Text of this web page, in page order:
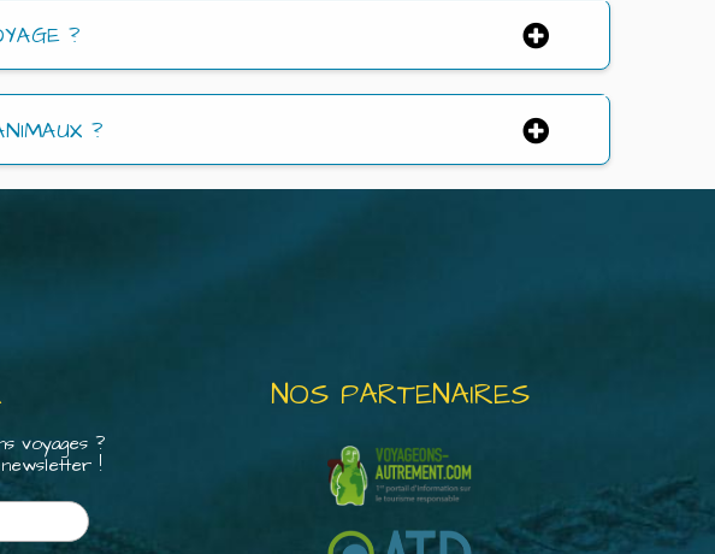
?
?
voyages ?
!
NOS PARTENAIRES